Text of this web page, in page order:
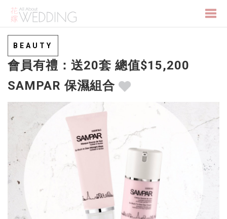
BEAUTY
會員有禮：送20套 總值$15,200
SAMPAR 保濕組合